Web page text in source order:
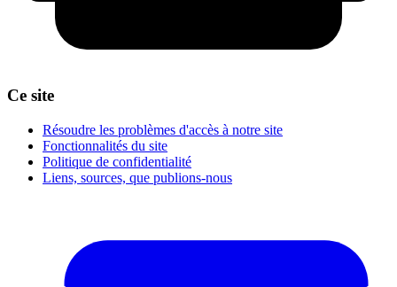
Ce site
Résoudre les problèmes d'accès à notre site
Fonctionnalités du site
Politique de confidentialité
Liens, sources, que publions-nous